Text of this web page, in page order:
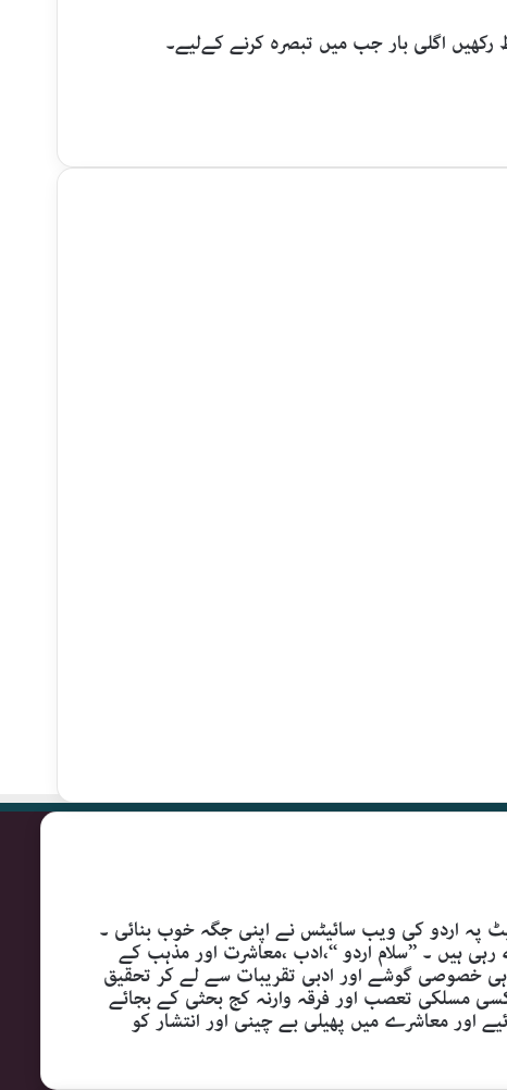
رکھیں اگلی بار جب میں تبصرہ کرنے کےلیے۔
پہ اردو کی ویب سائیٹس نے اپنی جگہ خوب بنائی ۔
۔ ’’سلام اردو ‘‘،ادب ،معاشرت اور مذہب کے
خصوصی گوشے اور ادبی تقریبات سے لے کر تحقیق
مسلکی تعصب اور فرقہ وارنہ کج بحثی کے بجائے
اور معاشرے میں پھیلی بے چینی اور انتشار کو